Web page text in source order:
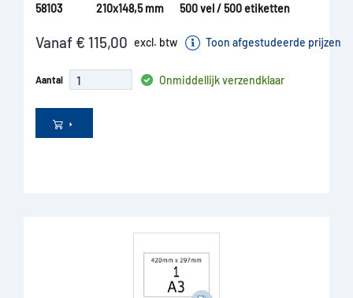
58103
210x148,5 mm
500 vel / 500 etiketten
Vanaf € 115,00 excl. btw Toon afgestudeerde prijzen
Aantal Onmiddellijk verzendklaar